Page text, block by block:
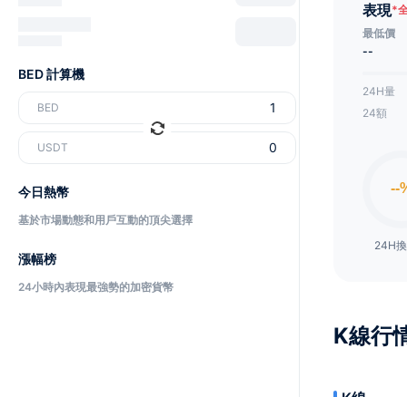
表現*
最低價
--
24H量
24額
24H
K線行
BED 計算機
BED
USDT
今日熱幣
基於市場動態和用戶互動的頂尖選擇
漲幅榜
24小時內表現最強勢的加密貨幣